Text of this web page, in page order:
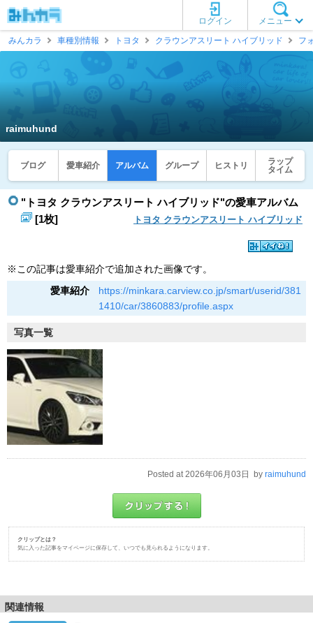
メニュー
ログイン
みんカラ
車種別情報 トヨタ クラウンアスリート ハイブリッド フ
raimuhund
ブログ 愛車紹介 アルバム グループ ヒストリ
ラップ
タイム
"トヨタ クラウンアスリート ハイブリッド"の愛車アルバム
[1枚]
トヨタ クラウンアスリート ハイブリッド
※この記事は愛車紹介で追加された画像です。
愛車紹介
https://minkara.carview.co.jp/smart/userid/381
1410/car/3860883/profile.aspx
写真一覧
Posted at 2026年06月03日 by raimuhund
クリップとは？
気に入った記事をマイページに保存して、いつでも見られるようになります。
関連情報